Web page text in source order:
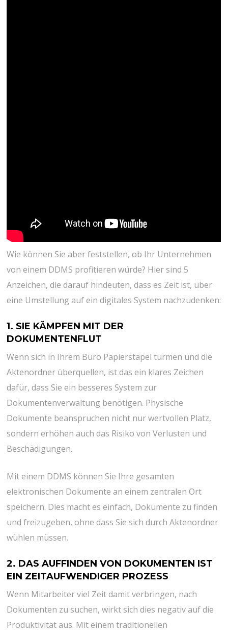
Wie können Sie aber feststellen, ob Ihr Unternehmen
von einem DDMS profitieren würde? Hier sind 5
Anzeichen, die darauf hindeuten, dass es Zeit ist, über
eine Umstellung auf ein digitales System nachzudenken:
1. SIE KÄMPFEN MIT DER
DOKUMENTENFLUT
Wenn sich in Ihrem Büro Papierstapel türmen und die
Aktenordner überquellen, ist das ein klares Zeichen
dafür, dass Sie ein besseres System zur
Dokumentenverwaltung benötigen. Physische
Dokumente beanspruchen nicht nur wertvollen Platz,
sondern erhöhen auch das Risiko von Verlusten und
Beschädigungen.
Mit einem DDMS können Sie Ihre gesamten
elektronischen Dokumente an einem zentralen Ort
speichern. Dies macht es einfach, Dokumente zu finden
und freizugeben, ohne dass Sie sich durch Aktenordner
wühlen müssen.
2. DAS AUFFINDEN VON DOKUMENTEN IST
EIN ZEITAUFWENDIGER PROZESS
Wenn Mitarbeiter viel Zeit damit verbringen, nach
Dokumenten zu suchen, wirkt sich dies negativ auf die
Produktivität aus. Mit einem traditionellen